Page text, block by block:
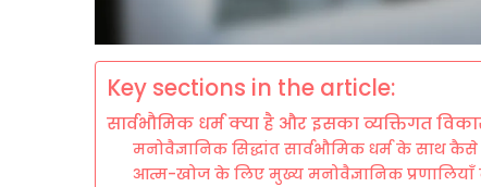
Key sections in the article:
सार्वभौमिक धर्म क्या है और इसका व्यक्तिगत
मनोवैज्ञानिक सिद्धांत सार्वभौमिक धर्म के साथ
आत्म-खोज के लिए मुख्य मनोवैज्ञानिक प्रणालियाँ